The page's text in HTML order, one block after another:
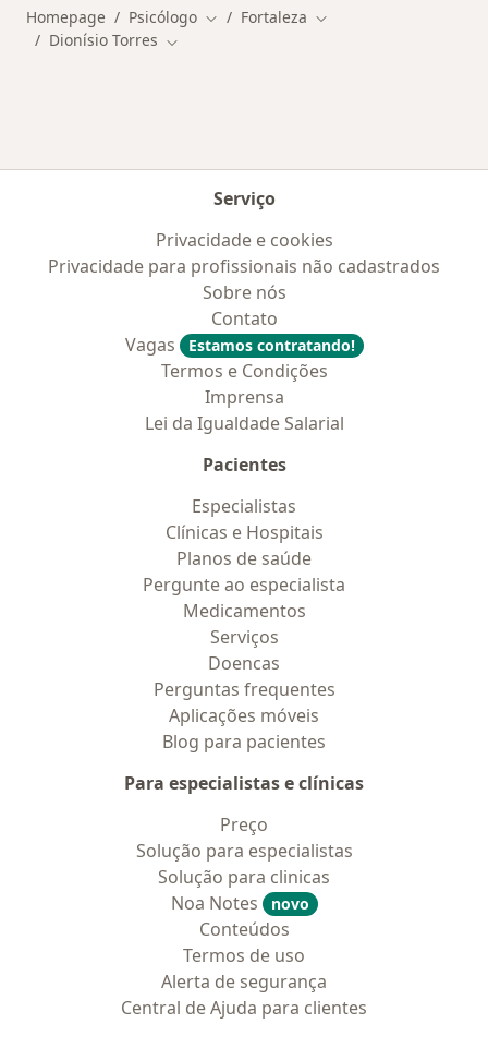
Homepage Psicólogo Mudar de cidade
Fortaleza Mudar de cidade
Dionísio Torres Mudar de cidade
Serviço
Privacidade e cookies
Privacidade para profissionais não cadastrados
Sobre nós
Contato
Vagas
Estamos contratando!
Termos e Condições
Imprensa
Lei da Igualdade Salarial
Pacientes
Especialistas
Clínicas e Hospitais
Planos de saúde
Pergunte ao especialista
Medicamentos
Serviços
Doencas
Perguntas frequentes
Aplicações móveis
Blog para pacientes
Para especialistas e clínicas
Preço
Solução para especialistas
Solução para clinicas
Noa Notes
novo
Conteúdos
Termos de uso
Alerta de segurança
Central de Ajuda para clientes